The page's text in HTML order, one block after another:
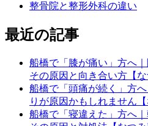
整骨院と整形外科の違い
最近の記事
船橋で「膝が痛い」方へ
その原因と向き合い方【な
船橋で「頭痛が続く」方
りが原因かもしれません【
船橋で「寝違えた」方へ